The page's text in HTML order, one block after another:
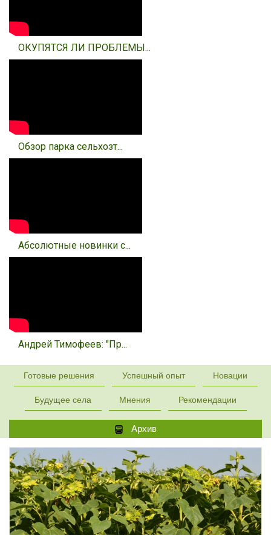
ОКУПЯТСЯ ЛИ ПРОБЛЕМЫ...
Обзор парка сельхозт...
Абсолютные новинки с...
Андрей Тимофеев: "Пр...
Готовые решения Успешный опыт Новации
Будущее села Мнения Рекомендации
Архив